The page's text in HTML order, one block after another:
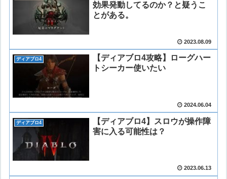
効果発動してるのか？と疑うこ
とがある。
2023.08.09
ディアブロ4
【ディアブロ4攻略】ローグハー
トシーカー使いたい
2024.06.04
ディアブロ4
【ディアブロ4】スロウが操作障
害に入る可能性は？
2023.06.13